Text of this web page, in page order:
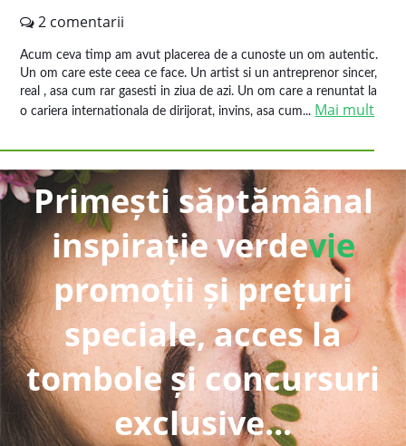
2 comentarii
Acum ceva timp am avut placerea de a cunoste un om autentic.
Un om care este ceea ce face. Un artist si un antreprenor sincer,
real , asa cum rar gasesti in ziua de azi. Un om care a renuntat la
o cariera internationala de dirijorat, invins, asa cum... Mai mult
Primești săptămânal
inspirație verdevie
promoții și prețuri
speciale, acces la
tombole și concursuri
exclusive...